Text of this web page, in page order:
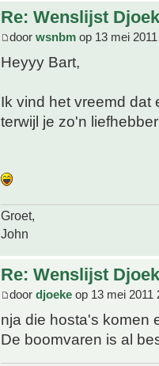
Re: Wenslijst
door wsnbm op 13 mei
Heyyy Bart,
Ik vind het vreemd dat
terwijl je zo'n
Groet,
John
Re: Wenslijst
door djoeke op 13 mei 2011
nja die hosta's komen
De boomvaren is al